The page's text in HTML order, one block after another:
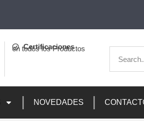
Certificaciones
en todos los Productos
NOVEDADES